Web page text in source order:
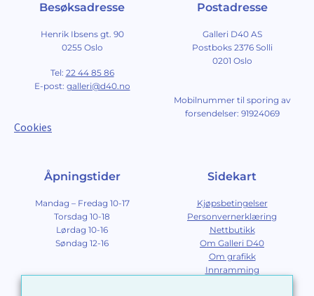
Besøksadresse
Henrik Ibsens gt. 90
0255 Oslo
Tel: 22 44 85 86
E-post: galleri@d40.no
Cookies
Postadresse
Galleri D40 AS
Postboks 2376 Solli
0201 Oslo
Mobilnummer til sporing av
forsendelser: 91924069
Åpningstider
Mandag – Fredag 10-17
Torsdag 10-18
Lørdag 10-16
Søndag 12-16
Sidekart
Kjøpsbetingelser
Personvernerklæring
Nettbutikk
Om Galleri D40
Om grafikk
Innramming